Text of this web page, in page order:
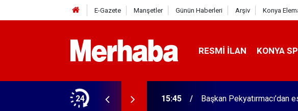
E-Gazete Manşetler Günün Haberleri Arşiv Konya
RESMI İLAN KONYA
24
Kampüsü'ne ziyaret 15:45 Başkan Pekyatırmacı’dan